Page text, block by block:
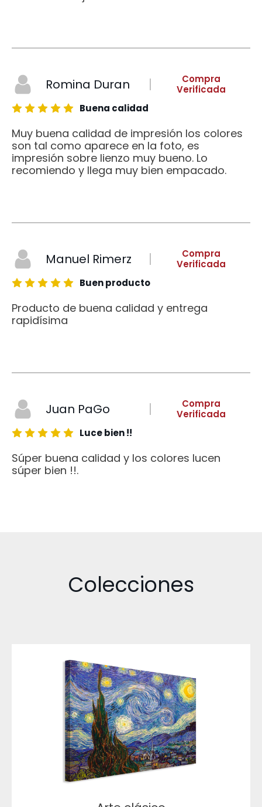
Romina Duran
Compra
Verificada
Buena calidad
Muy buena calidad de impresión los colores
son tal como aparece en la foto, es
impresión sobre lienzo muy bueno. Lo
recomiendo y llega muy bien empacado.
Manuel Rimerz
Compra
Verificada
Buen producto
Producto de buena calidad y entrega
rapidísima
Juan PaGo
Compra
Verificada
Luce bien !!
Súper buena calidad y los colores lucen
súper bien !!.
Colecciones